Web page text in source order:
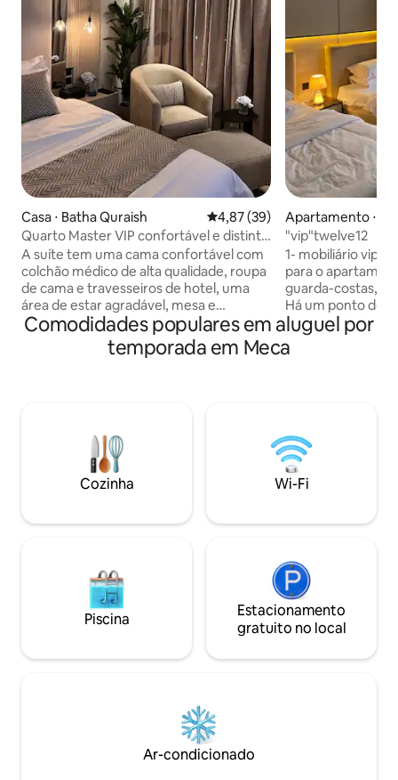
Casa ⋅ Batha Quraish 4,87 de uma avaliação média
4,87 (39)
Quarto Master VIP confortável e distinto
perto do campus
A suíte tem uma cama confortável com
colchão médico de alta qualidade, roupa
de cama e travesseiros de hotel, uma
área de estar agradável, mesa e
banheiro. Além de um cantinho de café
com máquina de café, bebidas quentes
e água de cortesia para nossos ilustres
roupa. A iluminação é tranquila e
confortável, e o quarto é privado e
silencioso. A localização é privilegiada,
com uma passarela, um campo de
crianças, além de estar perto de uma
Apartamento ⋅
"vip"twelve12
1- mobiliário vip
para o
guarda-costas, e
Há um ponto de
por semana, de
Makkah) Você pode baixar o aplicativo
"Meca Buses"
disponíveis
lavar automática,
elétrico) 5- Todas
higiene pessoal
Supermercado
wi-fi-9
Comodidades populares em aluguel por
temporada em Meca
Cozinha Wi-Fi
Piscina
Estacionamento
gratuito no local
Ar-condicionado